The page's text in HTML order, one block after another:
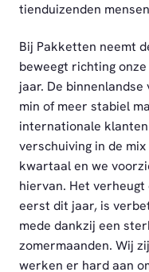
tienduizenden
Bij Pakketten neemt
beweegt richting
jaar. De binnenlandse
min of meer stabiel
internationale
verschuiving in de
kwartaal en we
hiervan. Het
eerst dit jaar, is
mede dankzij een
zomermaanden. Wij
werken er hard aan